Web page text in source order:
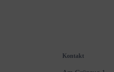
Kontakt